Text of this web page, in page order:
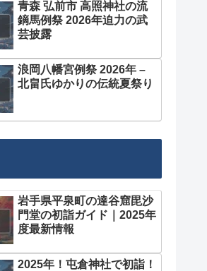
青森 弘前市 高照神社の流
鏑馬例祭 2026年迫力の武
芸披露
浪岡八幡宮例祭 2026年 –
北畠氏ゆかりの伝統夏祭り
岩手県平泉町の達谷窟毘沙
門堂の初詣ガイド｜2025年
度最新情報
2025年！屯倉神社で初詣！